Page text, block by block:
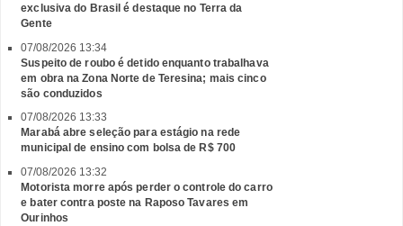
exclusiva do Brasil é destaque no Terra da
Gente
07/08/2026 13:34
Suspeito de roubo é detido enquanto trabalhava
em obra na Zona Norte de Teresina; mais cinco
são conduzidos
07/08/2026 13:33
Marabá abre seleção para estágio na rede
municipal de ensino com bolsa de R$ 700
07/08/2026 13:32
Motorista morre após perder o controle do carro
e bater contra poste na Raposo Tavares em
Ourinhos